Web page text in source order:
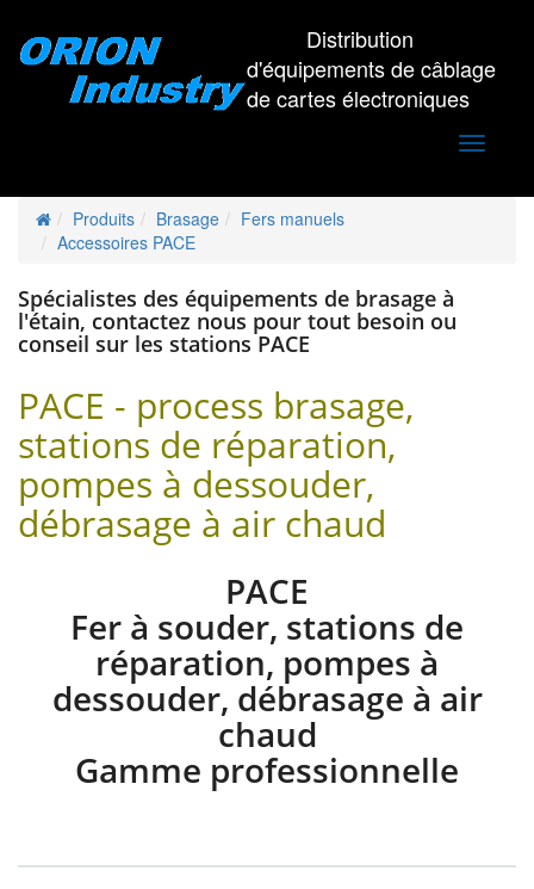
Distribution
d'équipements de câblage
de cartes électroniques
Toggle
Produits Brasage
Fers manuels
Accessoires PACE
Spécialistes des équipements de brasage à
l'étain, contactez nous pour tout besoin ou
conseil sur les stations PACE
PACE - process brasage,
stations de réparation,
pompes à dessouder,
débrasage à air chaud
PACE
Fer à souder, stations de
réparation, pompes à
dessouder, débrasage à air
chaud
Gamme professionnelle